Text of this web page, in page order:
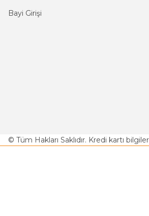
Bayi Girişi
© Tüm Hakları Saklıdır. Kredi kartı